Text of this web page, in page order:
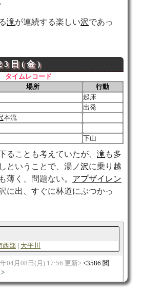
滝が連続する楽しい沢であっ
日(金)
タイムレコード
場所
行動
起床
出発
本流
下山
ることも考えていたが、滝 も多
ということで、湯ノ沢に乗り越
薄く、問題ない。 アプザイレン
に出、すぐに林道にぶつかっ
西部 大平川
04月08日(月) 17:56 更新
3586 閲